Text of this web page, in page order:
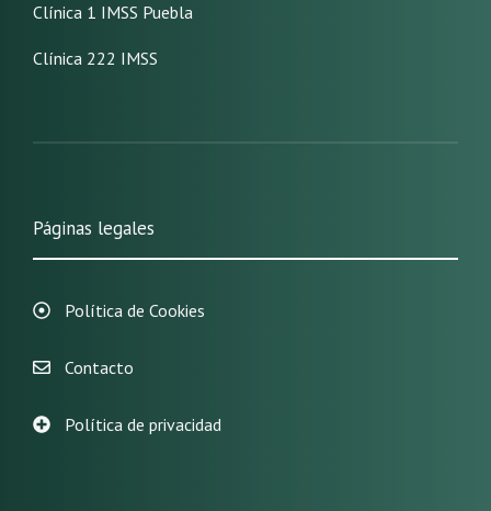
Clínica 1 IMSS Puebla
Clínica 222 IMSS
Páginas legales
Política de Cookies
Contacto
Política de privacidad